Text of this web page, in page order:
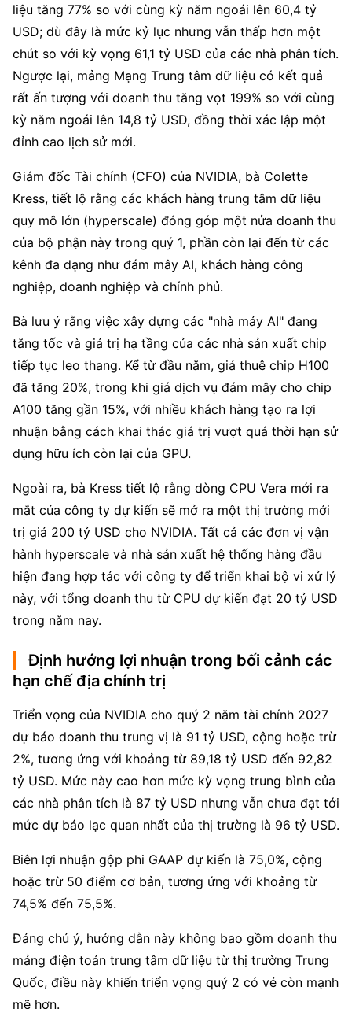
liệu tăng 77% so với cùng kỳ năm ngoái lên 60,4 tỷ
USD; dù đây là mức kỷ lục nhưng vẫn thấp hơn một
chút so với kỳ vọng 61,1 tỷ USD của các nhà phân tích.
Ngược lại, mảng Mạng Trung tâm dữ liệu có kết quả
rất ấn tượng với doanh thu tăng vọt 199% so với cùng
kỳ năm ngoái lên 14,8 tỷ USD, đồng thời xác lập một
đỉnh cao lịch sử mới.
Giám đốc Tài chính (CFO) của NVIDIA, bà Colette
Kress, tiết lộ rằng các khách hàng trung tâm dữ liệu
quy mô lớn (hyperscale) đóng góp một nửa doanh thu
của bộ phận này trong quý 1, phần còn lại đến từ các
kênh đa dạng như đám mây AI, khách hàng công
nghiệp, doanh nghiệp và chính phủ.
Bà lưu ý rằng việc xây dựng các "nhà máy AI" đang
tăng tốc và giá trị hạ tầng của các nhà sản xuất chip
tiếp tục leo thang. Kể từ đầu năm, giá thuê chip H100
đã tăng 20%, trong khi giá dịch vụ đám mây cho chip
A100 tăng gần 15%, với nhiều khách hàng tạo ra lợi
nhuận bằng cách khai thác giá trị vượt quá thời hạn sử
dụng hữu ích còn lại của GPU.
Ngoài ra, bà Kress tiết lộ rằng dòng CPU Vera mới ra
mắt của công ty dự kiến sẽ mở ra một thị trường mới
trị giá 200 tỷ USD cho NVIDIA. Tất cả các đơn vị vận
hành hyperscale và nhà sản xuất hệ thống hàng đầu
hiện đang hợp tác với công ty để triển khai bộ vi xử lý
này, với tổng doanh thu từ CPU dự kiến đạt 20 tỷ USD
trong năm nay.
Định hướng lợi nhuận trong bối cảnh các
hạn chế địa chính trị
Triển vọng của NVIDIA cho quý 2 năm tài chính 2027
dự báo doanh thu trung vị là 91 tỷ USD, cộng hoặc trừ
2%, tương ứng với khoảng từ 89,18 tỷ USD đến 92,82
tỷ USD. Mức này cao hơn mức kỳ vọng trung bình của
các nhà phân tích là 87 tỷ USD nhưng vẫn chưa đạt tới
mức dự báo lạc quan nhất của thị trường là 96 tỷ USD.
Biên lợi nhuận gộp phi GAAP dự kiến là 75,0%, cộng
hoặc trừ 50 điểm cơ bản, tương ứng với khoảng từ
74,5% đến 75,5%.
Đáng chú ý, hướng dẫn này không bao gồm doanh thu
mảng điện toán trung tâm dữ liệu từ thị trường Trung
Quốc, điều này khiến triển vọng quý 2 có vẻ còn mạnh
mẽ hơn.